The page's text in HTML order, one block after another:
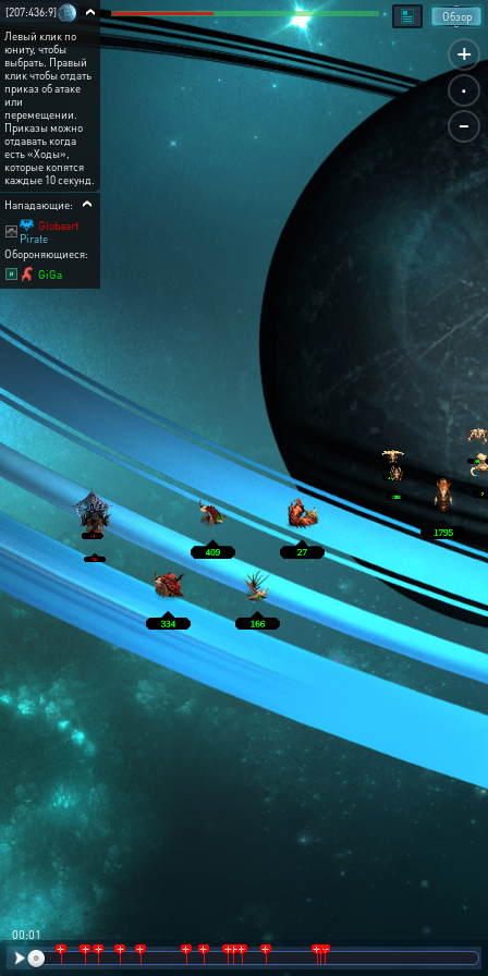
+
.
-
Обзор
[207:436:9]
Левый клик по
юниту, чтобы
выбрать. Правый
клик чтобы отдать
приказ об атаке
или
перемещении.
Приказы можно
отдавать когда
есть «Ходы»,
которые копятся
каждые 10 секунд.
Нападающие:
Globaart
Pirate
Обороняющиеся:
GiGa
00:02